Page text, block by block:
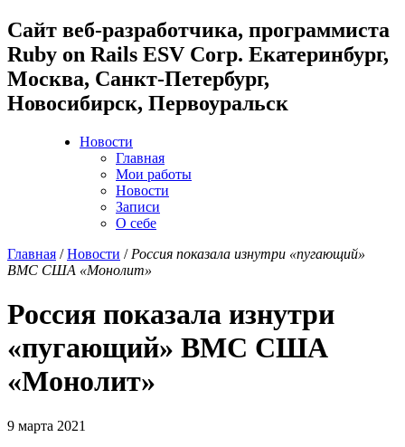
Cайт веб-разработчика, программиста
Ruby on Rails ESV Corp. Екатеринбург,
Москва, Санкт-Петербург,
Новосибирск, Первоуральск
Новости
Главная
Мои работы
Новости
Записи
О себе
Главная /Новости / Россия показала изнутри «пугающий»
ВМС США «Монолит»
Россия показала изнутри
«пугающий» ВМС США
«Монолит»
9 марта 2021